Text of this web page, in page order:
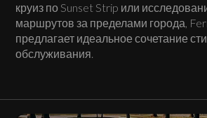
круиз по Sunset Strip или
маршрутов за пределами города,
предлагает идеальное сочетание
обслуживания.